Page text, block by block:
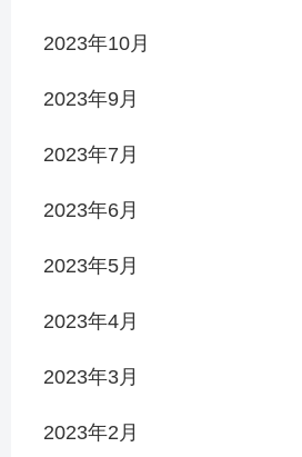
2023年10月
2023年9月
2023年7月
2023年6月
2023年5月
2023年4月
2023年3月
2023年2月